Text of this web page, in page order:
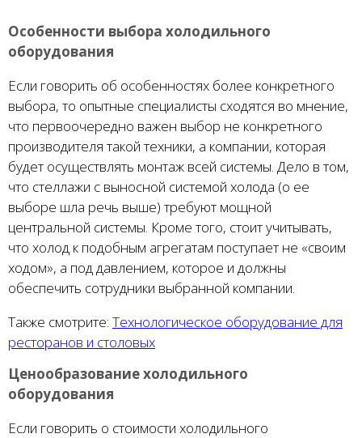
Особенности выбора холодильного
оборудования
Если говорить об особенностях более конкретного
выбора, то опытные специалисты сходятся во мнение,
что первоочередно важен выбор не конкретного
производителя такой техники, а компании, которая
будет осуществлять монтаж всей системы. Дело в том,
что стеллажи с выносной системой холода (о ее
выборе шла речь выше) требуют мощной
центральной системы. Кроме того, стоит учитывать,
что холод к подобным агрегатам поступает не «своим
ходом», а под давлением, которое и должны
обеспечить сотрудники выбранной компании.
Также смотрите: Технологическое оборудование для
ресторанов и столовых
Ценообразование холодильного
оборудования
Если говорить о стоимости холодильного